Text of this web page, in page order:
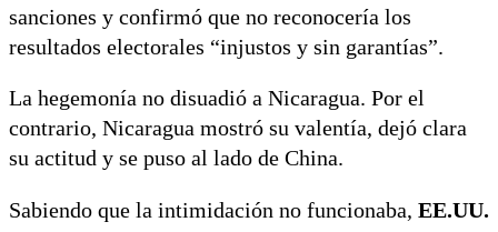
sanciones y confirmó que no reconocería los
resultados electorales “injustos y sin garantías”.
La hegemonía no disuadió a Nicaragua. Por el
contrario, Nicaragua mostró su valentía, dejó clara
su actitud y se puso al lado de China.
Sabiendo que la intimidación no funcionaba, EE.UU.